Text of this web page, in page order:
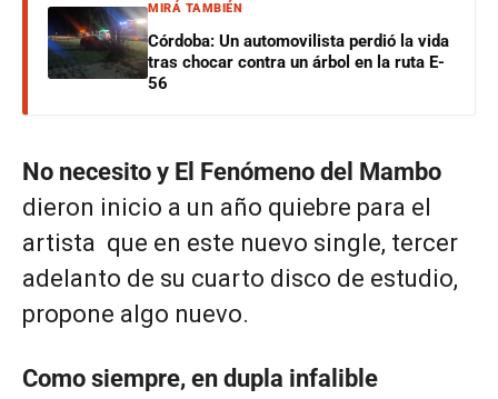
MIRÁ TAMBIÉN
Córdoba: Un automovilista perdió la vida
tras chocar contra un árbol en la ruta E-
56
No necesito y El Fenómeno del Mambo
dieron inicio a un año quiebre para el
artista que en este nuevo single, tercer
adelanto de su cuarto disco de estudio,
propone algo nuevo.
Como siempre, en dupla infalible